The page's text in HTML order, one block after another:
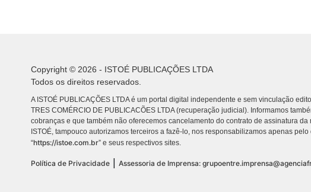
Copyright © 2026 - ISTOÉ PUBLICAÇÕES LTDA
Todos os direitos reservados.
A ISTOÉ PUBLICAÇÕES LTDA é um portal digital independente e sem vinculação
TRES COMÉRCIO DE PUBLICACÕES LTDA (recuperação judicial). Informamos
cobranças e que também não oferecemos cancelamento do contrato de assinatura da
ISTOÉ, tampouco autorizamos terceiros a fazê-lo, nos responsabilizamos apenas pelo
“https://istoe.com.br” e seus respectivos sites.
Política de Privacidade Assessoria de Imprensa: